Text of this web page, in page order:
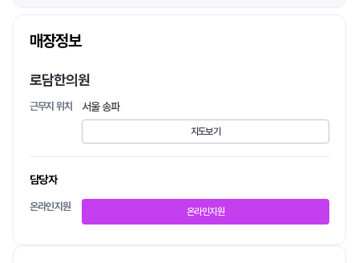
매장정보
로담한의원
근무지 위치 서울 송파
지도보기
담당자
온라인지원 온라인지원